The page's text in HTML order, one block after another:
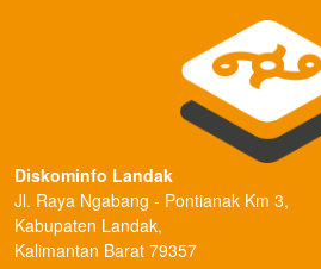
Diskominfo Landak
Jl. Raya Ngabang - Pontianak Km 3,
Kabupaten Landak,
Kalimantan Barat 79357